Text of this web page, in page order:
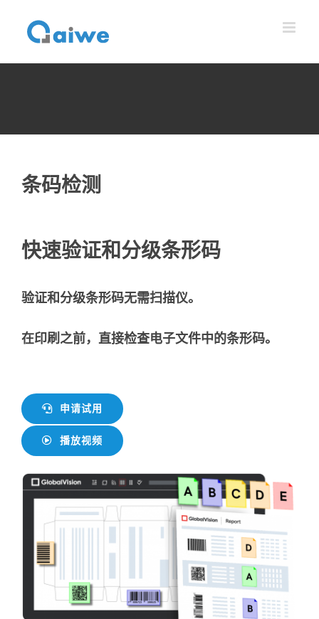
容
条码检测
快速验证和分级条形码
验证和分级条形码无需扫描仪。
在印刷之前，直接检查电子文件中的条形码。
申请试用
播放视频